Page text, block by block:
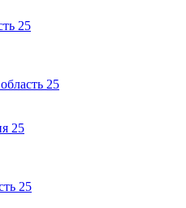
25
25
25
25